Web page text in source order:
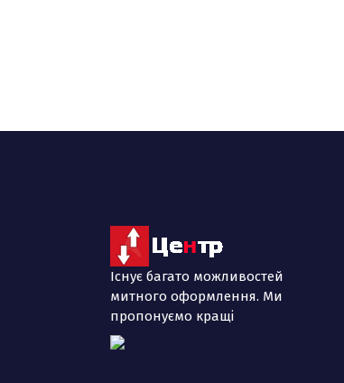
Існує багато можливостей
митного оформлення. Ми
пропонуємо кращі